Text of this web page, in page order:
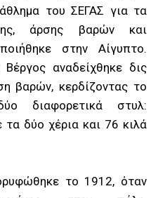
του ΣΕΓΑΣ για τα
άρσης βαρών και
στην Αίγυπτο.
αναδείχθηκε δις
βαρών, κερδίζοντας το
διαφορετικά στυλ:
δύο χέρια και 76 κιλά
το 1912, όταν